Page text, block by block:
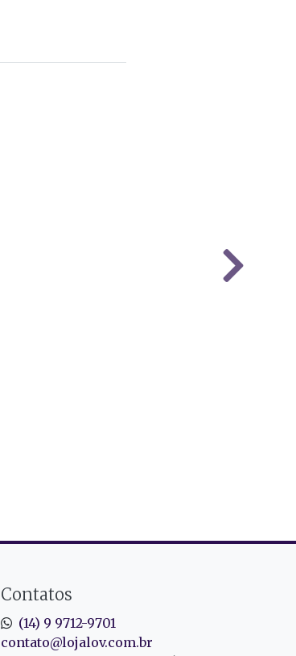
Contatos
(14) 9 9712-9701
contato@lojalov.com.br